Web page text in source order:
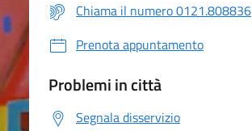
Chiama il numero 0121.808836
Prenota appuntamento
Problemi in città
Segnala disservizio